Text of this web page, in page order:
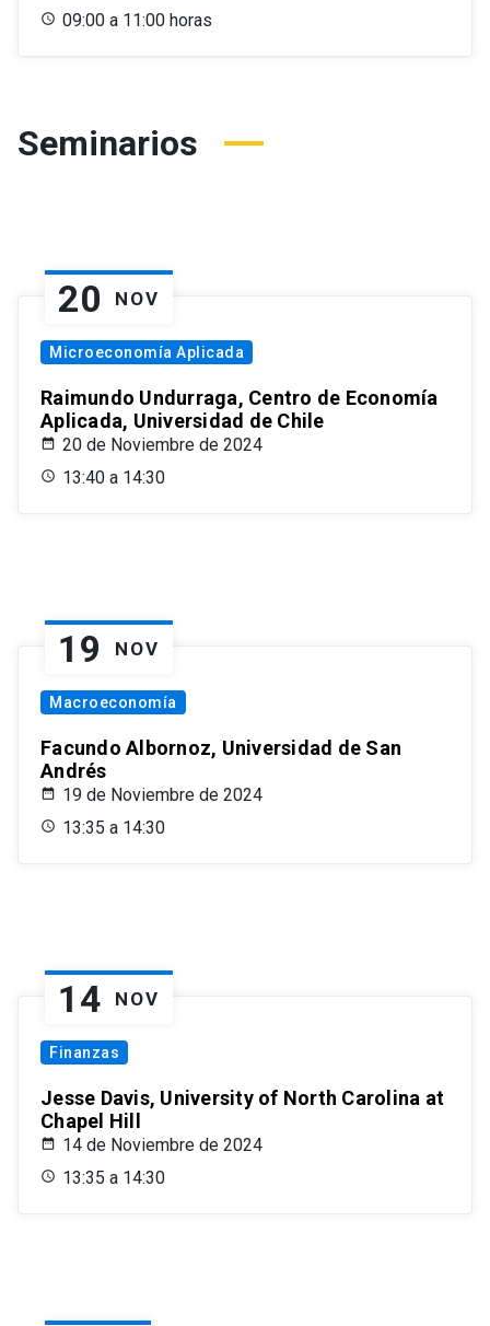
09:00 a 11:00 horas
Seminarios
20 NOV
Microeconomía Aplicada
Raimundo Undurraga, Centro de Economía
Aplicada, Universidad de Chile
20 de Noviembre de 2024
13:40 a 14:30
19 NOV
Macroeconomía
Facundo Albornoz, Universidad de San
Andrés
19 de Noviembre de 2024
13:35 a 14:30
14 NOV
Finanzas
Jesse Davis, University of North Carolina at
Chapel Hill
14 de Noviembre de 2024
13:35 a 14:30